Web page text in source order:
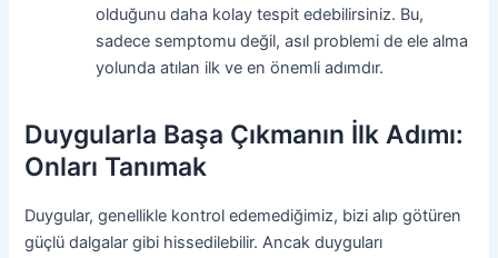
olduğunu daha kolay tespit edebilirsiniz. Bu,
sadece semptomu değil, asıl problemi de ele alma
yolunda atılan ilk ve en önemli adımdır.
Duygularla Başa Çıkmanın İlk Adımı:
Onları Tanımak
Duygular, genellikle kontrol edemediğimiz, bizi alıp götüren
güçlü dalgalar gibi hissedilebilir. Ancak duyguları